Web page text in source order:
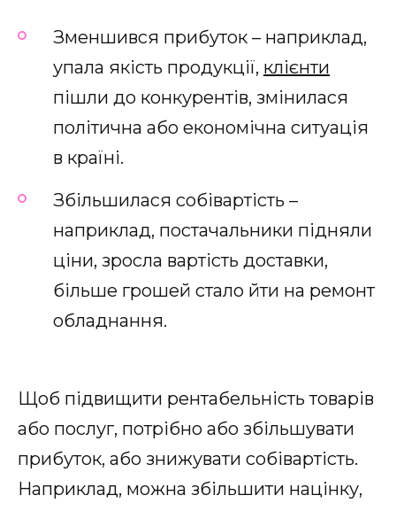
Зменшився прибуток – наприклад,
упала якість продукції, клієнти
пішли до конкурентів, змінилася
політична або економічна ситуація
в країні.
Збільшилася собівартість –
наприклад, постачальники підняли
ціни, зросла вартість доставки,
більше грошей стало йти на ремонт
обладнання.
Щоб підвищити рентабельність товарів
або послуг, потрібно або збільшувати
прибуток, або знижувати собівартість.
Наприклад, можна збільшити націнку,